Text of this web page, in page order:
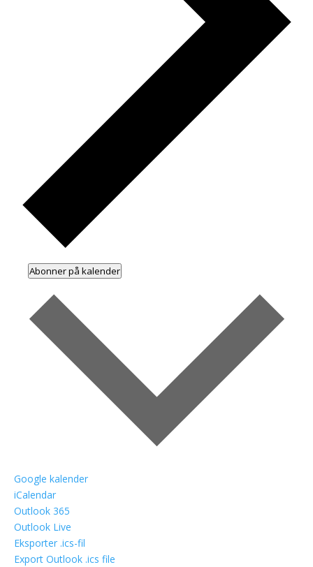
Abonner på kalender
Google kalender
iCalendar
Outlook 365
Outlook Live
Eksporter .ics-fil
Export Outlook .ics file